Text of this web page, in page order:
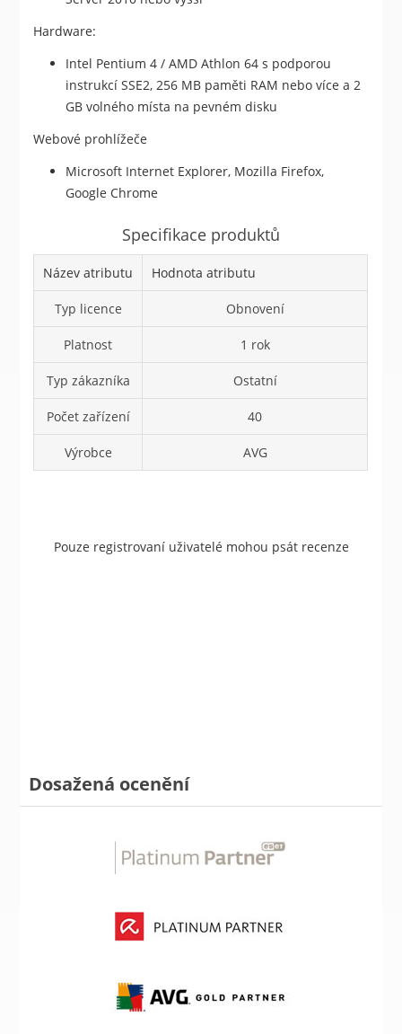
Hardware:
Intel Pentium 4 / AMD Athlon 64 s podporou
instrukcí SSE2, 256 MB paměti RAM nebo více a 2
GB volného místa na pevném disku
Webové prohlížeče
Microsoft Internet Explorer, Mozilla Firefox,
Google Chrome
Specifikace produktů
Název atributu Hodnota atributu
Typ licence Obnovení
Platnost 1 rok
Typ zákazníka Ostatní
Počet zařízení 40
Výrobce AVG
Pouze registrovaní uživatelé mohou psát recenze
Dosažená ocenění